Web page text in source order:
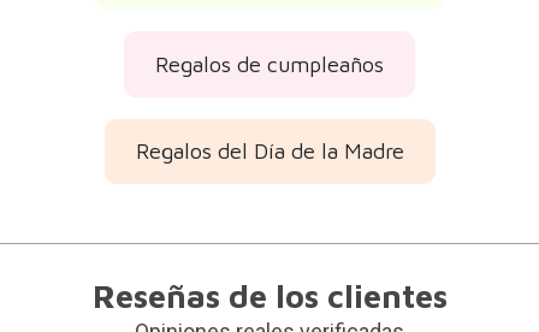
Regalos de cumpleaños
Regalos del Día de la Madre
Reseñas de los clientes